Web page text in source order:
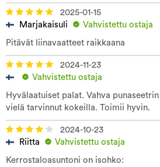
2025-01-15
Marjakaisuli
Vahvistettu ostaja
Pitävät liinavaatteet raikkaana
2024-11-23
Vahvistettu ostaja
Hyvälaatuiset palat. Vahva
vielä tarvinnut kokeilla. Toimii hyvin.
2024-10-23
Riitta
Vahvistettu ostaja
Kerrostaloasuntoni on isohko: